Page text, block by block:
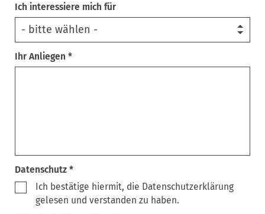
Ich interessiere mich für
Ihr Anliegen *
Datenschutz *
Ich bestätige hiermit, die Datenschutzerklärung
gelesen und verstanden zu haben.